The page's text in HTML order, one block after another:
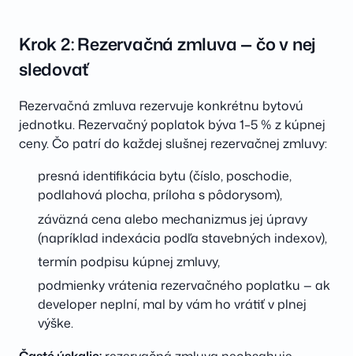
Krok 2: Rezervačná zmluva — čo v nej
sledovať
Rezervačná zmluva rezervuje konkrétnu bytovú
jednotku. Rezervačný poplatok býva 1–5 % z kúpnej
ceny. Čo patrí do každej slušnej rezervačnej zmluvy:
presná identifikácia bytu (číslo, poschodie,
podlahová plocha, príloha s pôdorysom),
záväzná cena alebo mechanizmus jej úpravy
(napríklad indexácia podľa stavebných indexov),
termín podpisu kúpnej zmluvy,
podmienky vrátenia rezervačného poplatku — ak
developer neplní, mal by vám ho vrátiť v plnej
výške.